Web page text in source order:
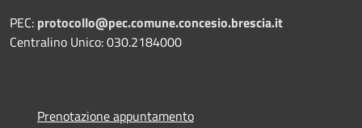
PEC: protocollo@pec.comune.concesio.brescia.it
Centralino Unico: 030.2184000
Prenotazione appuntamento